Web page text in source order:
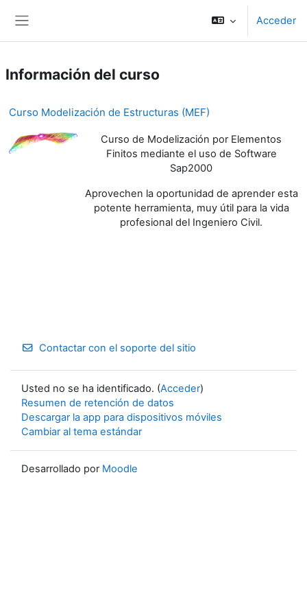
Acceder
Información del curso
Curso Modelización de Estructuras (MEF)
Curso de Modelización por Elementos
Finitos mediante el uso de Software
Sap2000
Aprovechen la oportunidad de aprender esta
potente herramienta, muy útil para la vida
profesional del Ingeniero Civil.
Contactar con el soporte del sitio
Usted no se ha identificado. (Acceder)
Resumen de retención de datos
Descargar la app para dispositivos móviles
Cambiar al tema estándar
Desarrollado por Moodle